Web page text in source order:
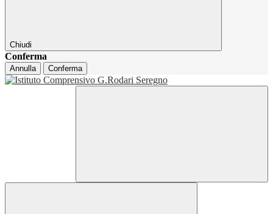
Chiudi
Conferma
Annulla Conferma